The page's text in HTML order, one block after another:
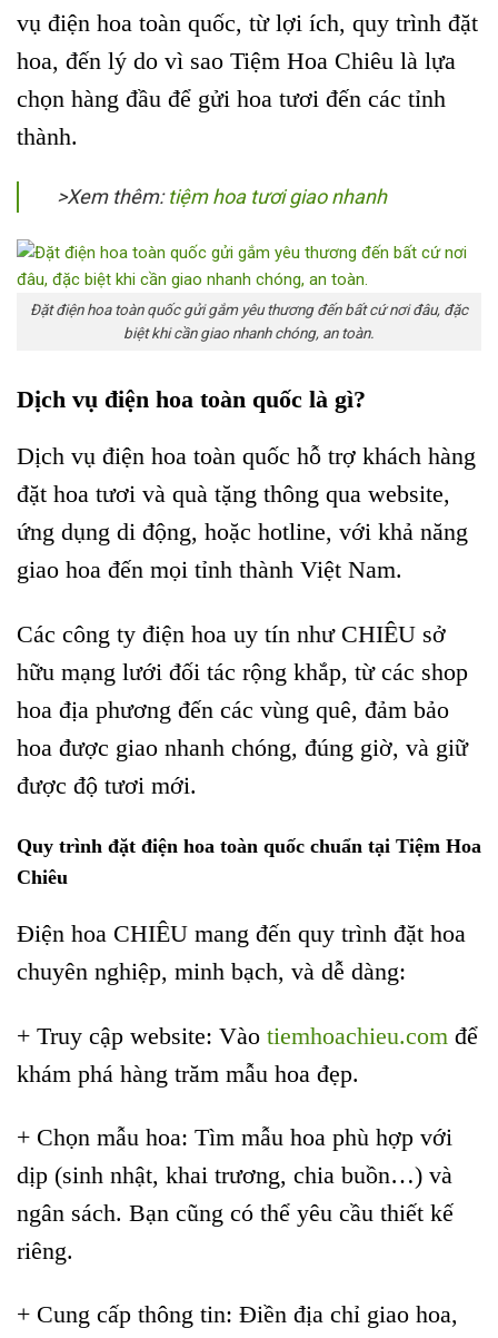
vụ điện hoa toàn quốc, từ lợi ích, quy trình đặt
hoa, đến lý do vì sao Tiệm Hoa Chiêu là lựa
chọn hàng đầu để gửi hoa tươi đến các tỉnh
thành.
>Xem thêm:tiệm hoa tươi giao nhanh
Đặt điện hoa toàn quốc gửi gắm yêu thương đến bất cứ nơi đâu, đặc
biệt khi cần giao nhanh chóng, an toàn.
Dịch vụ điện hoa toàn quốc là gì?
Dịch vụ điện hoa toàn quốc hỗ trợ khách hàng
đặt hoa tươi và quà tặng thông qua website,
ứng dụng di động, hoặc hotline, với khả năng
giao hoa đến mọi tỉnh thành Việt Nam.
Các công ty điện hoa uy tín như CHIÊU sở
hữu mạng lưới đối tác rộng khắp, từ các shop
hoa địa phương đến các vùng quê, đảm bảo
hoa được giao nhanh chóng, đúng giờ, và giữ
được độ tươi mới.
Quy trình đặt điện hoa toàn quốc chuẩn tại Tiệm Hoa
Chiêu
Điện hoa CHIÊU mang đến quy trình đặt hoa
chuyên nghiệp, minh bạch, và dễ dàng:
+ Truy cập website: Vào tiemhoachieu.com để
khám phá hàng trăm mẫu hoa đẹp.
+ Chọn mẫu hoa: Tìm mẫu hoa phù hợp với
dịp (sinh nhật, khai trương, chia buồn…) và
ngân sách. Bạn cũng có thể yêu cầu thiết kế
riêng.
+ Cung cấp thông tin: Điền địa chỉ giao hoa,